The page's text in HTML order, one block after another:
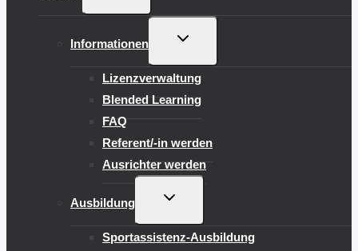
Informationen
UNTERMENÜ
Lizenzverwaltung
Blended Learning
FAQ
Referent/-in werden
Ausrichter werden
Ausbildung
UNTERMENÜ
Sportassistenz-Ausbildung